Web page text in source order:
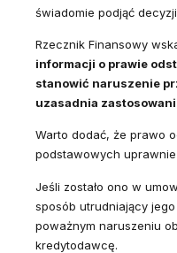
świadomie podjąć
Rzecznik Finansowy
informacji o prawie
stanowić naruszenie
uzasadnia
Warto dodać, że prawo
podstawowych
Jeśli zostało ono w
sposób utrudniający
poważnym naruszeniu
kredytodawcę.